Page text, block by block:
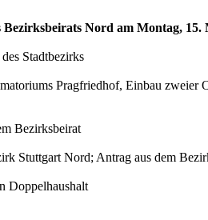
Nord am Montag,
Stadtbezirks
Pragfriedhof, Einbau zweier
Bezirksbeirat
Stuttgart Nord; Antrag aus dem
Doppelhaushalt